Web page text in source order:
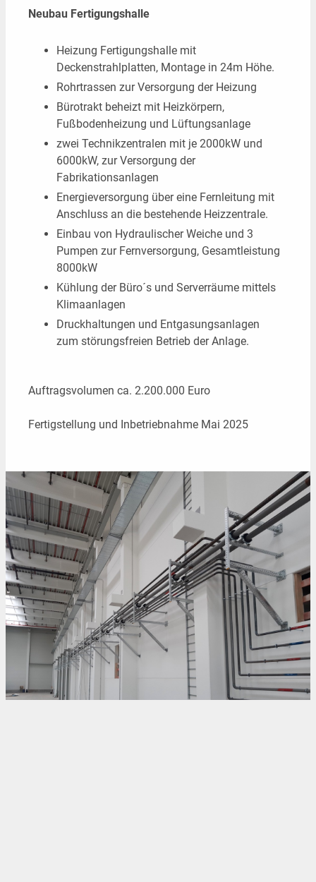
Kontakt
Neubau Fertigungshalle
Heizung Fertigungshalle mit
Deckenstrahlplatten, Montage in 24m Höhe.
Rohrtrassen zur Versorgung der Heizung
Bürotrakt beheizt mit Heizkörpern,
Fußbodenheizung und Lüftungsanlage
zwei Technikzentralen mit je 2000kW und
6000kW, zur Versorgung der
Fabrikationsanlagen
Energieversorgung über eine Fernleitung mit
Anschluss an die bestehende Heizzentrale.
Einbau von Hydraulischer Weiche und 3
Pumpen zur Fernversorgung, Gesamtleistung
8000kW
Kühlung der Büro´s und Serverräume mittels
Klimaanlagen
Druckhaltungen und Entgasungsanlagen
zum störungsfreien Betrieb der Anlage.
Auftragsvolumen ca. 2.200.000 Euro
Fertigstellung und Inbetriebnahme Mai 2025